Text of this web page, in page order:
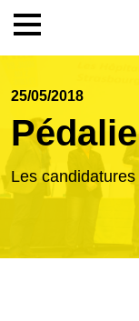
Accueil
Le
Inscription
25/05/2018
Les